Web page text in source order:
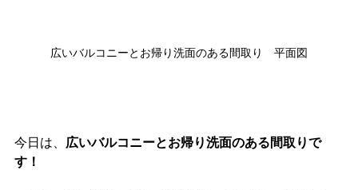
広いバルコニーとお帰り洗面のある間取り　平面図
今日は、 広いバルコニーとお帰り洗面のある間取りで
す！